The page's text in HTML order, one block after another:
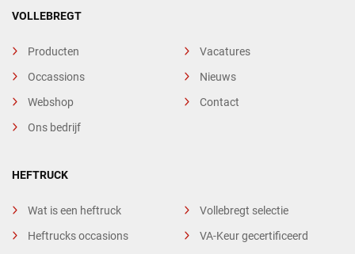
VOLLEBREGT
Producten
Occassions
Webshop
Ons bedrijf
Vacatures
Nieuws
Contact
HEFTRUCK
Wat is een heftruck
Heftrucks occasions
Vollebregt selectie
VA-Keur gecertificeerd